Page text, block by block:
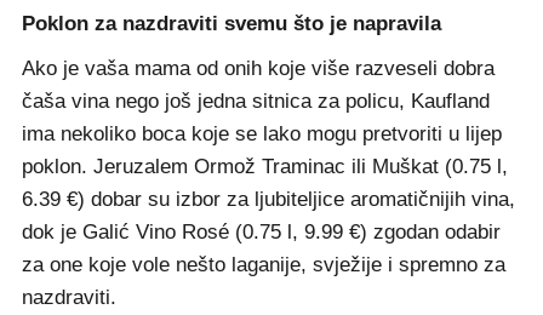
Poklon za nazdraviti svemu što je napravila
Ako je vaša mama od onih koje više razveseli dobra
čaša vina nego još jedna sitnica za policu, Kaufland
ima nekoliko boca koje se lako mogu pretvoriti u lijep
poklon. Jeruzalem Ormož Traminac ili Muškat (0.75 l,
6.39 €) dobar su izbor za ljubiteljice aromatičnijih vina,
dok je Galić Vino Rosé (0.75 l, 9.99 €) zgodan odabir
za one koje vole nešto laganije, svježije i spremno za
nazdraviti.